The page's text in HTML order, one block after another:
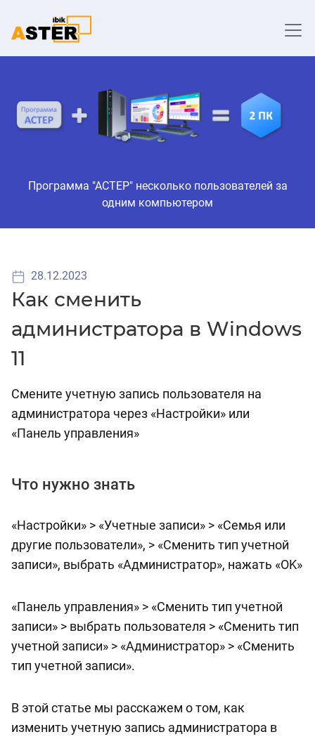
Программа "АСТЕР" несколько пользователей за
одним компьютером
28.12.2023
Как сменить
администратора в Windows
11
Смените учетную запись пользователя на
администратора через «Настройки» или
«Панель управления»
Что нужно знать
«Настройки» > «Учетные записи» > «Семья или
другие пользователи», > «Сменить тип учетной
записи», выбрать «Администратор», нажать «OK»
«Панель управления» > «Сменить тип учетной
записи» > выбрать пользователя > «Сменить тип
учетной записи» > «Администратор» > «Сменить
тип учетной записи».
В этой статье мы расскажем о том, как
изменить учетную запись администратора в